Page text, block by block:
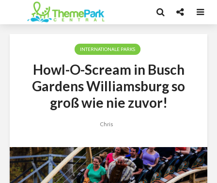
INTERNATIONALE PARKS
Howl-O-Scream in Busch
Gardens Williamsburg so
groß wie nie zuvor!
Chris